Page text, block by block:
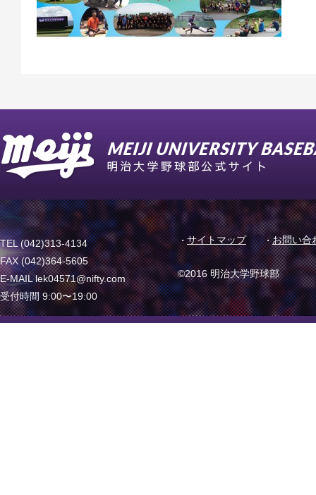
TEL (042)313-4134
FAX (042)364-5605
E-MAIL lek04571@nifty.com
受付時間 9:00〜19:00
サイトマップ お問い合
©2016 明治大学野球部